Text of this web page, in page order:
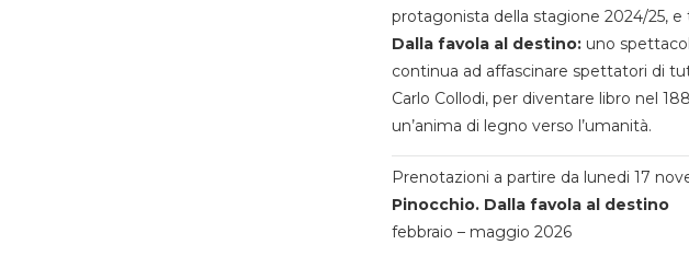
protagonista della stagione 2024/25,
Dalla favola al destino:uno
continua ad affascinare spettatori di
Carlo Collodi, per diventare libro nel
un’anima di legno verso l’umanità.
Prenotazioni a partire da lunedi 17
Pinocchio. Dalla favola al destino
febbraio – maggio 2026